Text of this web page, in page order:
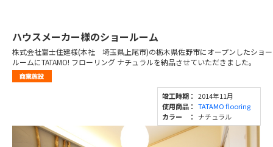
ハウスメーカー様のショールーム
株式会社富士住建様(本社 埼玉県上尾市)の栃木県佐野市にオープンしたショー
ルームにTATAMO! フローリング ナチュラルを納品させていただきました。
竣工時期： 2014年11月
使用商品： TATAMO flooring
カラー ： ナチュラル